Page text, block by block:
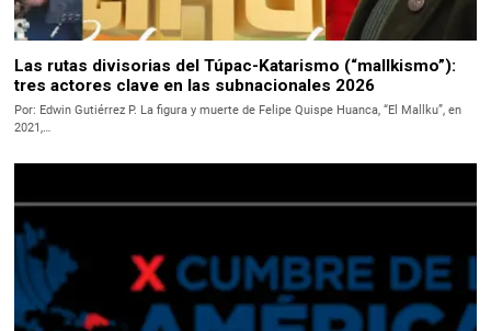
Las rutas divisorias del Túpac-Katarismo (“mallkismo”):
tres actores clave en las subnacionales 2026
Por: Edwin Gutiérrez P. La figura y muerte de Felipe Quispe Huanca, “El Mallku”, en
2021,…